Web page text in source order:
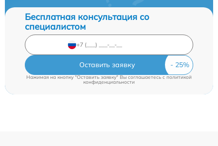
Бесплатная консультация со
специалистом
Оставить заявку
Нажимая на кнопку "Оставить заявку" Вы соглашаетесь cполитикой
конфиденциальности